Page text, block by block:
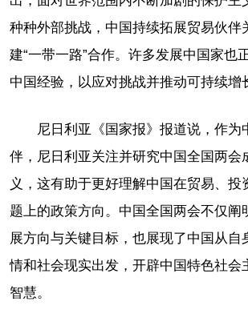
种种外部挑战，中国持续拓展贸易伙伴
建“一带一路”合作。许多发展中国家也
中国经验，以应对挑战并推动可持续增
尼日利亚《国家报》报道说，作为
伴，尼日利亚关注并研究中国全国两会
义，这有助于更好理解中国在贸易、投
题上的政策方向。中国全国两会不仅阐
展方向与关键目标，也展现了中国从自
情和社会现实出发，开辟中国特色社会
智慧。